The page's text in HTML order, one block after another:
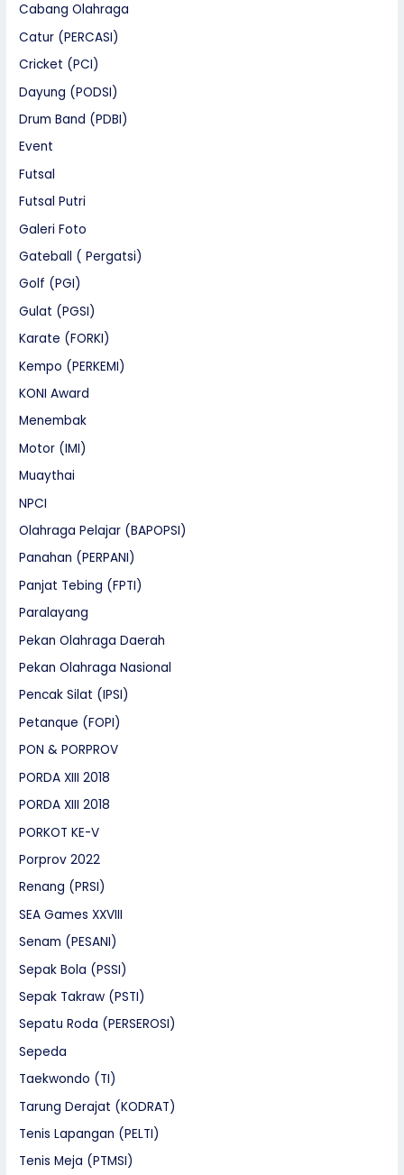
Cabang Olahraga
Catur (PERCASI)
Cricket (PCI)
Dayung (PODSI)
Drum Band (PDBI)
Event
Futsal
Futsal Putri
Galeri Foto
Gateball ( Pergatsi)
Golf (PGI)
Gulat (PGSI)
Karate (FORKI)
Kempo (PERKEMI)
KONI Award
Menembak
Motor (IMI)
Muaythai
NPCI
Olahraga Pelajar (BAPOPSI)
Panahan (PERPANI)
Panjat Tebing (FPTI)
Paralayang
Pekan Olahraga Daerah
Pekan Olahraga Nasional
Pencak Silat (IPSI)
Petanque (FOPI)
PON & PORPROV
PORDA XIII 2018
PORDA XIII 2018
PORKOT KE-V
Porprov 2022
Renang (PRSI)
SEA Games XXVIII
Senam (PESANI)
Sepak Bola (PSSI)
Sepak Takraw (PSTI)
Sepatu Roda (PERSEROSI)
Sepeda
Taekwondo (TI)
Tarung Derajat (KODRAT)
Tenis Lapangan (PELTI)
Tenis Meja (PTMSI)